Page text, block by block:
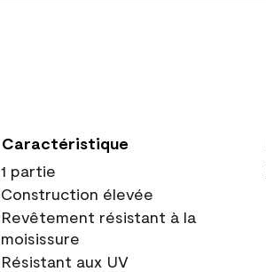
Caractéristique
1 partie
Construction élevée
Revêtement résistant à la
moisissure
Résistant aux UV